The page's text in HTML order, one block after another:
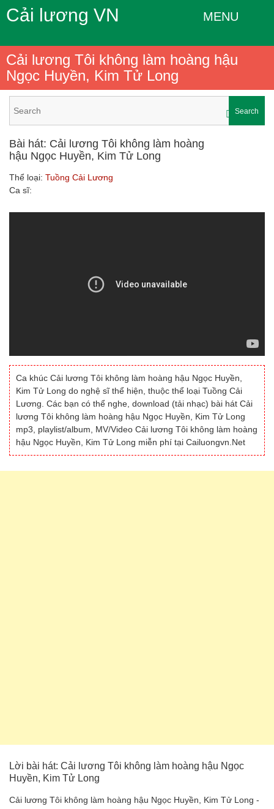
Cải lương VN MENU
Cải lương Tôi không làm hoàng hậu
Ngọc Huyền, Kim Tử Long
Search
Bài hát: Cải lương Tôi không làm hoàng
hậu Ngọc Huyền, Kim Tử Long
Thể loại: Tuồng Cải Lương
Ca sĩ:
Ca khúc Cải lương Tôi không làm hoàng hậu Ngọc Huyền,
Kim Tử Long do nghệ sĩ thể hiện, thuộc thể loại Tuồng Cải
Lương. Các bạn có thể nghe, download (tải nhạc) bài hát Cải
lương Tôi không làm hoàng hậu Ngọc Huyền, Kim Tử Long
mp3, playlist/album, MV/Video Cải lương Tôi không làm hoàng
hậu Ngọc Huyền, Kim Tử Long miễn phí tại Cailuongvn.Net
Lời bài hát: Cải lương Tôi không làm hoàng hậu Ngọc
Huyền, Kim Tử Long
Cải lương Tôi không làm hoàng hậu Ngọc Huyền, Kim Tử Long -